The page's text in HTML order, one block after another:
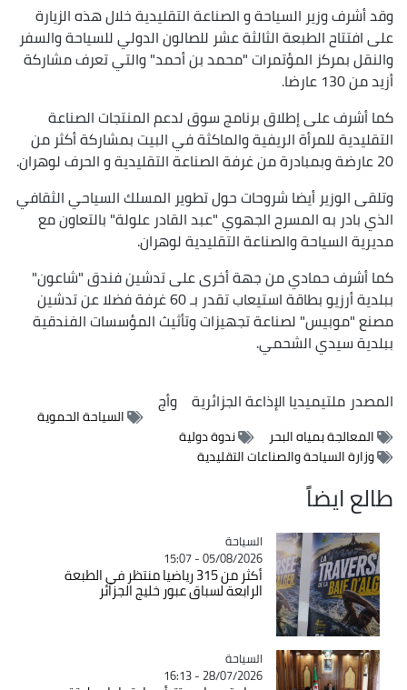
وقد أشرف وزير السياحة و الصناعة التقليدية خلال هذه الزيارة
على افتتاح الطبعة الثالثة عشر للصالون الدولي للسياحة والسفر
والنقل بمركز المؤتمرات "محمد بن أحمد" والتي تعرف مشاركة
أزيد من 130 عارضا.
كما أشرف على إطلاق برنامج سوق لدعم المنتجات الصناعة
التقليدية للمرأة الريفية والماكثة في البيت بمشاركة أكثر من
20 عارضة وبمبادرة من غرفة الصناعة التقليدية و الحرف لوهران.
وتلقى الوزير أيضا شروحات حول تطوير المسلك السياحي الثقافي
الذي بادر به المسرح الجهوي "عبد القادر علولة" بالتعاون مع
مديرية السياحة والصناعة التقليدية لوهران.
كما أشرف حمادي من جهة أخرى على تدشين فندق "شاعون"
ببلدية أرزيو بطاقة استيعاب تقدر بـ 60 غرفة فضلا عن تدشين
مصنع "موبيس" لصناعة تجهيزات وتأثيث المؤسسات الفندقية
ببلدية سيدي الشحمي.
المصدرملتيميديا الإذاعة الجزائرية وأج
السياحة الحموية
المعالجة بمياه البحر
ندوة دولية
وزارة السياحة والصناعات التقليدية
طالع ايضاً
Catégorie
السياحة
05/08/2026 - 15:07
أكثر من 315 رياضيا منتظر في الطبعة
الرابعة لسباق عبور خليج الجزائر
Catégorie
السياحة
28/07/2026 - 16:13